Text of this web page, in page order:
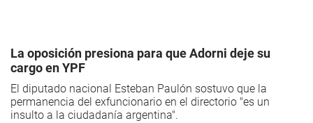
La oposición presiona para que Adorni deje su
cargo en YPF
El diputado nacional Esteban Paulón sostuvo que la
permanencia del exfuncionario en el directorio "es un
insulto a la ciudadanía argentina".